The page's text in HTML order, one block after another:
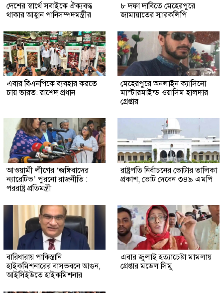
দেশের স্বার্থে সবাইকে ঐক্যবদ্ধ
থাকার আহ্বান পানিসম্পদমন্ত্রীর
৮ দফা দাবিতে মেহেরপুরে
জামায়াতের স্মারকলিপি
এবার বিএনপিকে ব্যবহার করতে
চায় ভারত: রাশেদ প্রধান
মেহেরপুরে অনলাইন ক্যাসিনো
মাস্টারমাইন্ড ওয়াসিম হালদার
গ্রেপ্তার
আওয়ামী লীগের ‘জঙ্গিবাদের
ন্যারেটিভ’ পুরনো রাজনীতি :
পররাষ্ট্র প্রতিমন্ত্রী
রাষ্ট্রপতি নির্বাচনের ভোটার তালিকা
প্রকাশ, ভোট দেবেন ৩৪৯ এমপি
বারিধারায় পাকিস্তানি
হাইকমিশনারের বাসভবনে আগুন,
আইসিইউতে হাইকমিশনার
এবার জুলাই হত্যাচেষ্টা মামলায়
গ্রেপ্তার মডেল সিমু